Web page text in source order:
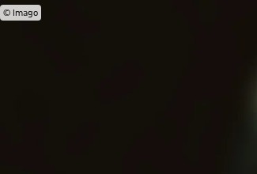
© Imago